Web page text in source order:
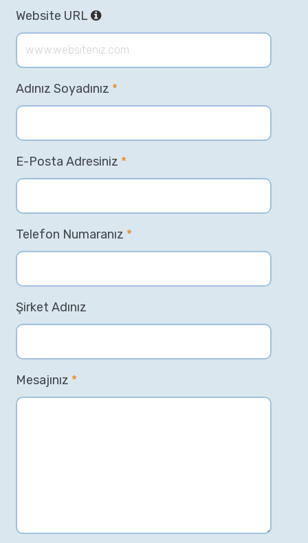
Website URL
Adınız Soyadınız *
E-Posta Adresiniz *
Telefon Numaranız *
Şirket Adınız
Mesajınız *